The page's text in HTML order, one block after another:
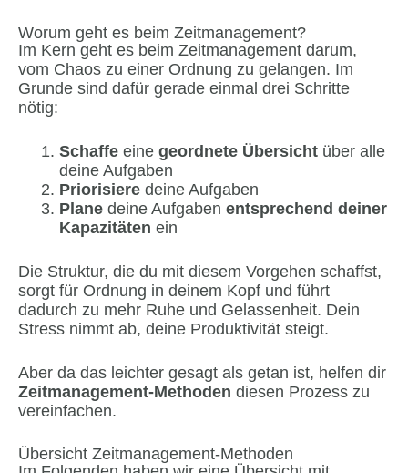
Worum geht es beim Zeitmanagement?
Im Kern geht es beim Zeitmanagement darum,
vom Chaos zu einer Ordnung zu gelangen. Im
Grunde sind dafür gerade einmal drei Schritte
nötig:
Schaffe eine geordnete Übersicht über alle
deine Aufgaben
Priorisiere deine Aufgaben
Plane deine Aufgaben entsprechend deiner
Kapazitäten ein
Die Struktur, die du mit diesem Vorgehen schaffst,
sorgt für Ordnung in deinem Kopf und führt
dadurch zu mehr Ruhe und Gelassenheit. Dein
Stress nimmt ab, deine Produktivität steigt.
Aber da das leichter gesagt als getan ist, helfen dir
Zeitmanagement-Methoden diesen Prozess zu
vereinfachen.
Übersicht Zeitmanagement-Methoden